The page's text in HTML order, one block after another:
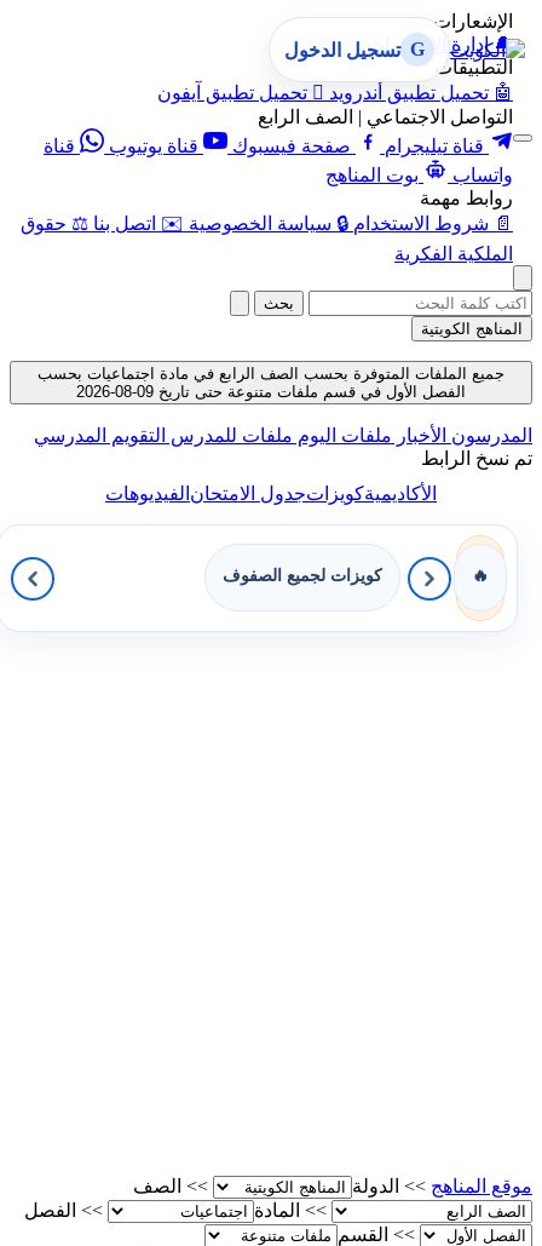
الإشعارات
🔔 إدارة الإشعارات
التطبيقات
🤖 تحميل تطبيق أندرويد  تحميل تطبيق آيفون
التواصل الاجتماعي | الصف الرابع
قناة تيليجرام
صفحة فيسبوك قناة يوتيوب
قناة
واتساب
بوت المناهج
روابط مهمة
📄 شروط الاستخدام 🔒 سياسة الخصوصية ✉️ اتصل بنا ⚖️ حقوق
الملكية الفكرية
G تسجيل الدخول
بحث
المناهج الكويتية
جميع الملفات المتوفرة بحسب الصف الرابع في مادة اجتماعيات بحسب
الفصل الأول في قسم ملفات متنوعة حتى تاريخ 09-08-2026
المدرسون الأخبار ملفات اليوم ملفات للمدرس التقويم المدرسي
تم نسخ الرابط
الأكاديميةكويزاتجدول الامتحانالفيديوهات
🔥 كويزات لجميع الصفوف
موقع المناهج >> الدولة >>
الصف
>>
المادة >>
الفصل
>>
القسم